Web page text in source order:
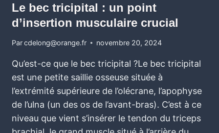
Le bec tricipital : un point
d’insertion musculaire crucial
Parcdelong@orange.fr novembre 20, 2024
Qu’est-ce que le bec tricipital ?Le bec tricipital
est une petite saillie osseuse située à
l’extrémité supérieure de l’olécrane, l’apophyse
de l’ulna (un des os de l’avant-bras). C’est à ce
niveau que vient s’insérer le tendon du triceps